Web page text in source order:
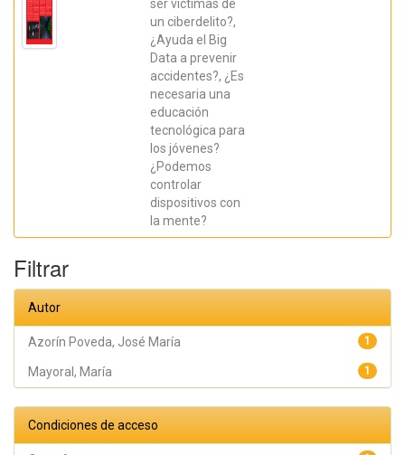
ser víctimas de
un ciberdelito?,
¿Ayuda el Big
Data a prevenir
accidentes?, ¿Es
necesaria una
educación
tecnológica para
los jóvenes?
¿Podemos
controlar
dispositivos con
la mente?
Filtrar
Autor
1
Azorín Poveda, José María
1
Mayoral, María
Condiciones de acceso